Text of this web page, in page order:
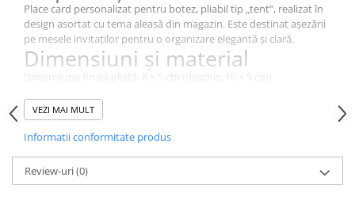
Agende A5
Agende A6
Planner / Jurnal
Articole pentru Casa Personalizate
Ceasuri Personalizate
Calendare Personalizate
Tablouri Personalizate
Rame Foto
Pusculite Personalizate
Place card personalizat pentru botez, pliabil tip „tent”, realizat în
design asortat cu tema aleasă din magazin. Este destinat așezării
pe mesele invitaților pentru o organizare elegantă și clară.
Dimensiuni și material
Dimensiune finală pliată: 8 × 5 cm (deschis: 16 × 5 cm).
masă și ușor lizibil de la distanță.
Personalizare
Fiecare place card se personalizează cu numele invitatului.
După plasarea comenzii, vă contactăm prin e-mail/WhatsApp
pentru:
confirmarea designului final
VEZI MAI MULT
Informatii conformitate produs
Review-uri(0)